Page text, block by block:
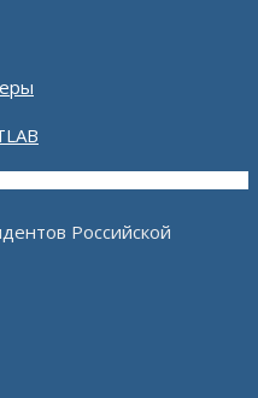
Российской